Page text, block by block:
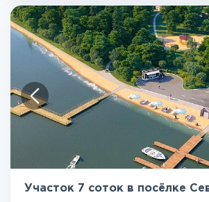
Участок 7 соток в посёлке